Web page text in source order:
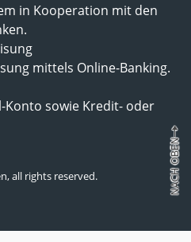
in Kooperation mit den
mittels Online-Banking.
Konto sowie Kredit- oder
all rights reserved.